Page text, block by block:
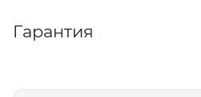
Гарантия